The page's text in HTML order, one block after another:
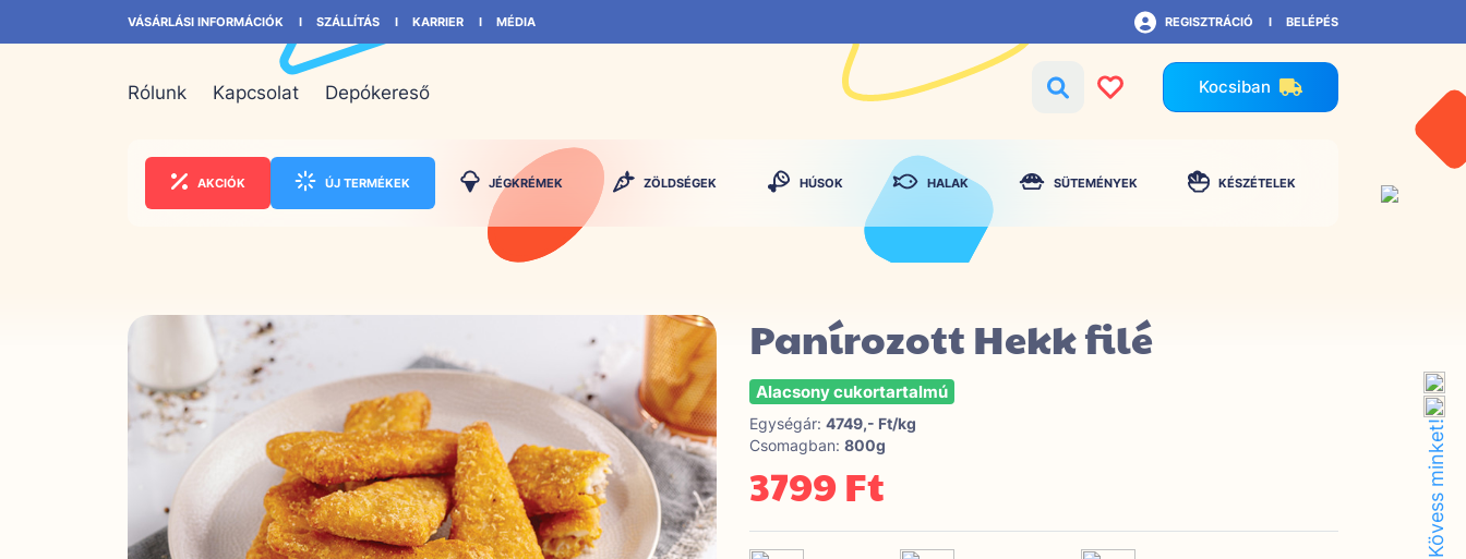
VÁSÁRLÁSI INFORMÁCIÓK SZÁLLÍTÁS KARRIER MÉDIA REGISZTRÁCIÓ BELÉPÉS
Rólunk Kapcsolat Depókereső Kocsiban
AKCIÓK ÚJ TERMÉKEK JÉGKRÉMEK ZÖLDSÉGEK HÚSOK HALAK SÜTEMÉNYEK KÉSZÉTELEK
Panírozott Hekk filé
Alacsony cukortartalmú
Egységár: 4749,- Ft/kg
Csomagban: 800g
3799 Ft Kövess minket!